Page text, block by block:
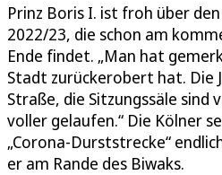
Prinz Boris I. ist froh über
2022/23, die schon am
Ende findet. „Man hat
Stadt zurückerobert hat. Die
Straße, die Sitzungssäle sind
voller gelaufen.“ Die Kölner
„Corona-Durststrecke“
er am Rande des Biwaks.